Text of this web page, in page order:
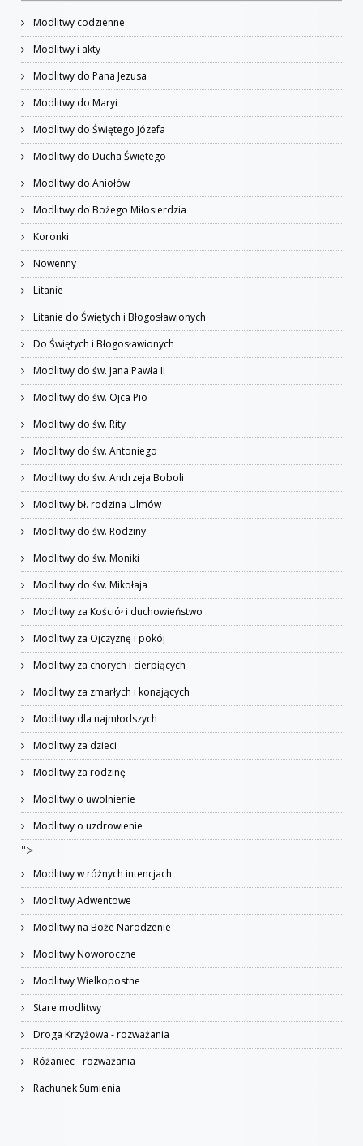
Modlitwy codzienne
Modlitwy i akty
Modlitwy do Pana Jezusa
Modlitwy do Maryi
Modlitwy do Świętego Józefa
Modlitwy do Ducha Świętego
Modlitwy do Aniołów
Modlitwy do Bożego Miłosierdzia
Koronki
Nowenny
Litanie
Litanie do Świętych i Błogosławionych
Do Świętych i Błogosławionych
Modlitwy do św. Jana Pawła II
Modlitwy do św. Ojca Pio
Modlitwy do św. Rity
Modlitwy do św. Antoniego
Modlitwy do św. Andrzeja Boboli
Modlitwy bł. rodzina Ulmów
Modlitwy do św. Rodziny
Modlitwy do św. Moniki
Modlitwy do św. Mikołaja
Modlitwy za Kościół i duchowieństwo
Modlitwy za Ojczyznę i pokój
Modlitwy za chorych i cierpiących
Modlitwy za zmarłych i konających
Modlitwy dla najmłodszych
Modlitwy za dzieci
Modlitwy za rodzinę
Modlitwy o uwolnienie
Modlitwy o uzdrowienie
">
Modlitwy w różnych intencjach
Modlitwy Adwentowe
Modlitwy na Boże Narodzenie
Modlitwy Noworoczne
Modlitwy Wielkopostne
Stare modlitwy
Droga Krzyżowa - rozważania
Różaniec - rozważania
Rachunek Sumienia